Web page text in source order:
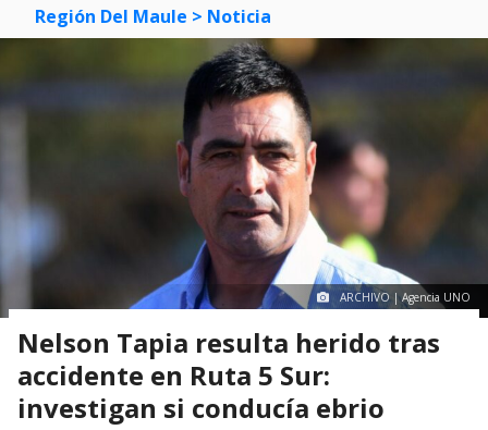
Región Del Maule > Noticia
ARCHIVO | Agencia UNO
Nelson Tapia resulta herido tras
accidente en Ruta 5 Sur:
investigan si conducía ebrio